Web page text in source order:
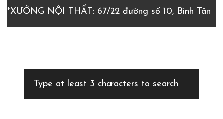
*XƯỞNG NỘI THẤT: 67/22 đường số 10, Bình Tân